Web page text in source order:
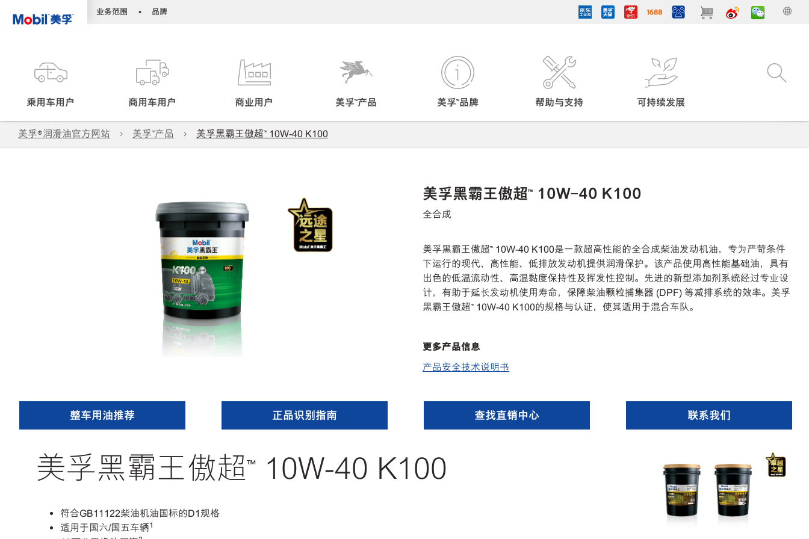
业务范围 • 品牌
乘用车用户 商用车用户 商业用户 美孚™产品 美孚™品牌 帮助与支持 可持续发展
美孚®润滑油官方网站 美孚™产品 美孚黑霸王傲超™ 10W-40 K100
美孚黑霸王傲超™ 10W-40 K100
全合成
美孚黑霸王傲超™ 10W-40 K100是一款超高性能的全合成柴油发动机油，专为严苛条件
下运行的现代、高性能、低排放发动机提供润滑保护。该产品使用高性能基础油，具有
出色的低温流动性、高温黏度保持性及挥发性控制。先进的新型添加剂系统经过专业设
计，有助于延长发动机使用寿命，保障柴油颗粒捕集器 (DPF) 等减排系统的效率。美孚
黑霸王傲超™ 10W-40 K100的规格与认证，使其适用于混合车队。
更多产品信息
产品安全技术说明书
整车用油推荐 正品识别指南 查找直销中心 联系我们
美孚黑霸王傲超™ 10W-40 K100
符合GB11122柴油机油国标的D1规格
适用于国六/国五车辆1